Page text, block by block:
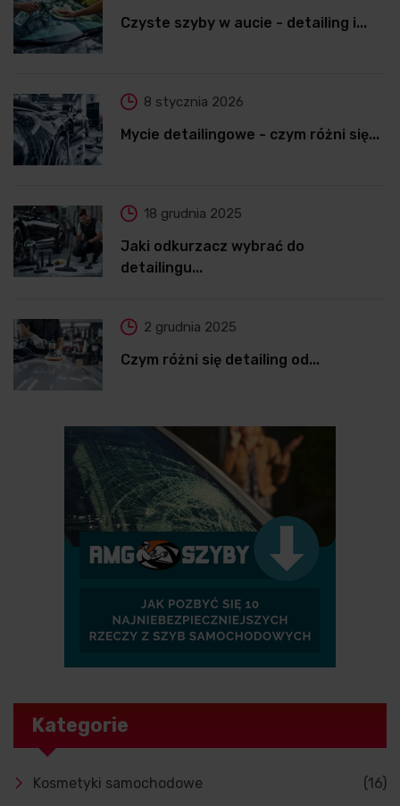
Czyste szyby w aucie - detailing i...
8 stycznia 2026
Mycie detailingowe - czym różni się...
18 grudnia 2025
Jaki odkurzacz wybrać do
detailingu...
2 grudnia 2025
Czym różni się detailing od...
Kategorie
Kosmetyki samochodowe (16)